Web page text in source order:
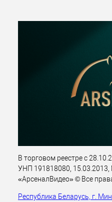
В торговом реестре с
УНП 191818080,
«АрсеналВидео» © Все
Республика Беларусь, г.